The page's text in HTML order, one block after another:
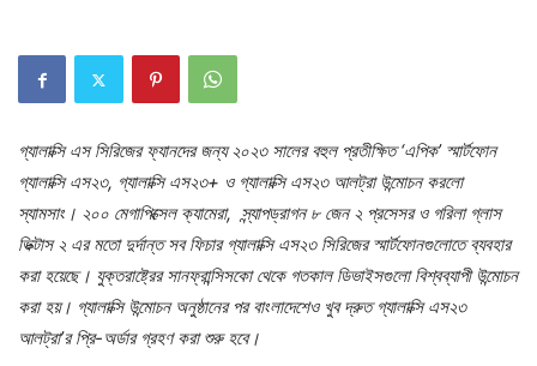
গ্যালাক্সি এস সিরিজের ফ্যানদের জন্য ২০২৩ সালের বহুল প্রতীক্ষিত ‘এপিক’ স্মার্টফোন
গ্যালাক্সি এস২৩, গ্যালাক্সি এস২৩+ ও গ্যালাক্সি এস২৩ আলট্রা উন্মোচন করলো
স্যামসাং। ২০০ মেগাপিক্সেল ক্যামেরা, স্ন্যাপড্রাগন ৮ জেন ২ প্রসেসর ও গরিলা গ্লাস
ভিক্টাস ২ এর মতো দুর্দান্ত সব ফিচার গ্যালাক্সি এস২৩ সিরিজের স্মার্টফোনগুলোতে ব্যবহার
করা হয়েছে। যুক্তরাষ্ট্রের সানফ্রান্সিসকো থেকে গতকাল ডিভাইসগুলো বিশ্বব্যাপী উন্মোচন
করা হয়। গ্যালাক্সি উন্মোচন অনুষ্ঠানের পর বাংলাদেশেও খুব দ্রুত গ্যালাক্সি এস২৩
আলট্রা’র প্রি-অর্ডার গ্রহণ করা শুরু হবে।